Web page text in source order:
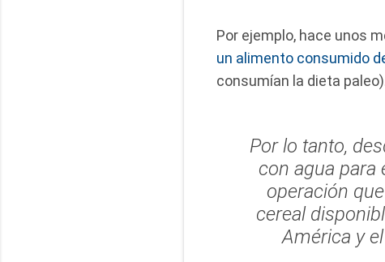
Por ejemplo, hace unos
un alimento consumido
consumían la dieta
Por lo tanto,
con agua para
operación
cereal
América y